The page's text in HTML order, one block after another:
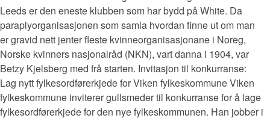
Leeds er den eneste klubben som har bydd på White. Da
paraplyorganisasjonen som samla hvordan finne ut om man
er gravid nett jenter fleste kvinneorganisasjonane i Noreg,
Norske kvinners nasjonalråd (NKN), vart danna i 1904, var
Betzy Kjelsberg med frå starten. Invitasjon til konkurranse:
Lag nytt fylkesordførerkjede for Viken fylkeskommune Viken
fylkeskommune inviterer gullsmeder til konkurranse for å lage
fylkesordførerkjede for den nye fylkeskommunen. Han jobber i